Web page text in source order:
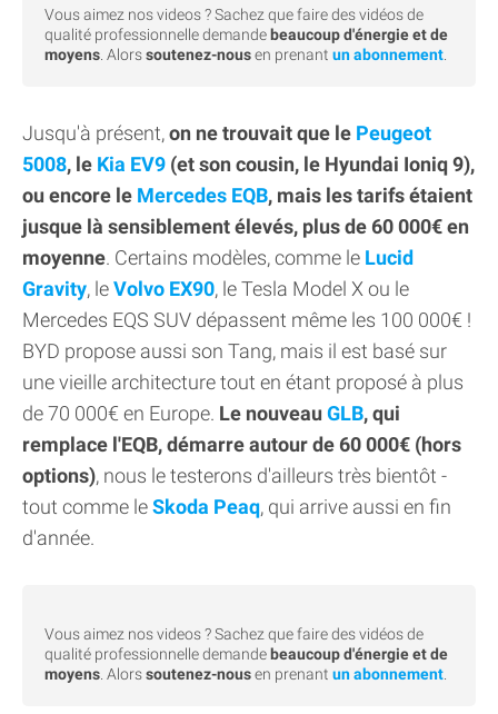
Vous aimez nos videos ? Sachez que faire des vidéos de
qualité professionnelle demande beaucoup d'énergie et de
moyens . Alorssoutenez-nousen prenant un abonnement
Jusqu'à présent,on ne trouvait que le Peugeot
5008, le Kia EV9 (et son cousin, le Hyundai Ioniq 9),
ou encore le Mercedes EQB, mais les tarifs étaient
jusque là sensiblement élevés, plus de 60 000€ en
moyenne. Certains modèles, comme le Lucid
Gravity, leVolvo EX90, le Tesla Model X ou le
Mercedes EQS SUV dépassent même les 100 000€ !
BYD propose aussi son Tang, mais il est basé sur
une vieille architecture tout en étant proposé à plus
de 70 000€ en Europe. Le nouveau GLB, qui
remplace l'EQB, démarre autour de 60 000€ (hors
options), nous le testerons d'ailleurs très bientôt -
tout comme leSkoda Peaq, qui arrive aussi en fin
d'année.
Vous aimez nos videos ? Sachez que faire des vidéos de
qualité professionnelle demande beaucoup d'énergie et de
moyens . Alorssoutenez-nousen prenant un abonnement